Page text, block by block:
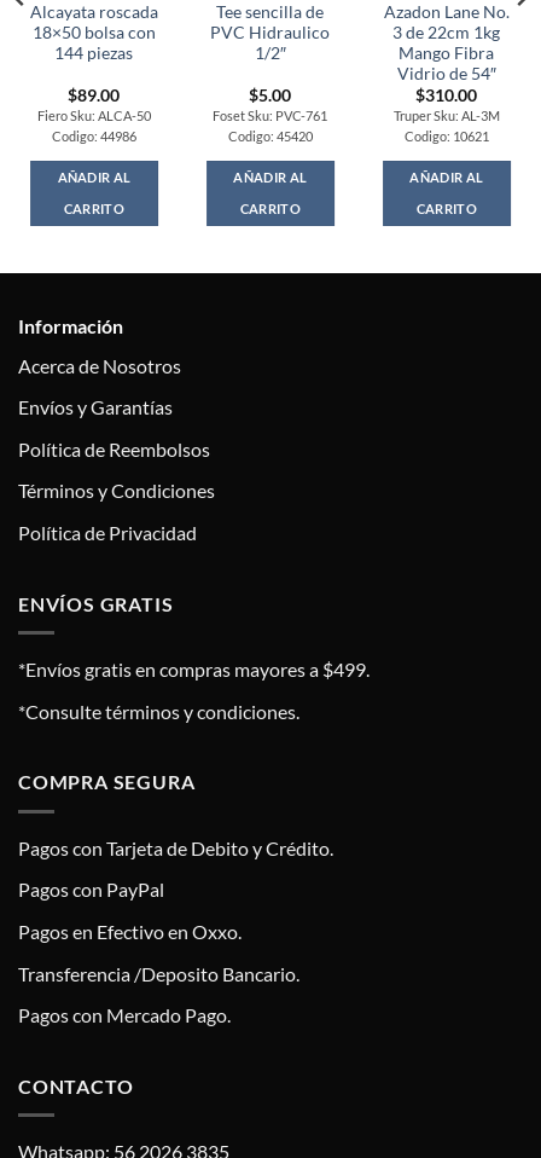
Alcayata roscada
18×50 bolsa con
144 piezas
$89.00
Fiero Sku: ALCA-50
Codigo: 44986
AÑADIR AL
CARRITO
Tee sencilla de
PVC Hidraulico
1/2″
$5.00
Foset Sku: PVC-761
Codigo: 45420
AÑADIR AL
CARRITO
Azadon Lane No.
3 de 22cm 1kg
Mango Fibra
Vidrio de 54″
$310.00
Truper Sku: AL-3M
Codigo: 10621
AÑADIR AL
CARRITO
Información
Acerca de Nosotros
Envíos y Garantías
Política de Reembolsos
Términos y Condiciones
Política de Privacidad
ENVÍOS GRATIS
*Envíos gratis en compras mayores a $499.
*Consulte términos y condiciones.
COMPRA SEGURA
Pagos con Tarjeta de Debito y Crédito.
Pagos con PayPal
Pagos en Efectivo en Oxxo.
Transferencia /Deposito Bancario.
Pagos con Mercado Pago.
CONTACTO
Whatsapp: 56 2026 3835